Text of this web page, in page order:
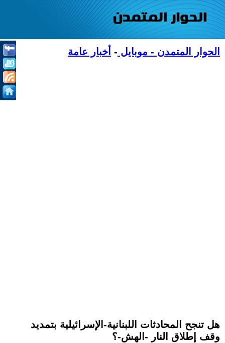
الحوار المتمدن - موبايل - أخبار عامة
هل تنجح المحادثات اللبنانية-الإسرائيلية بتمديد
وقف إطلاق النار -الهش-؟